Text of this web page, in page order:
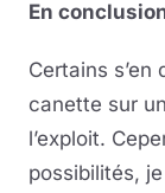
En
Certains
canette sur
l’exploit.
possibilités,